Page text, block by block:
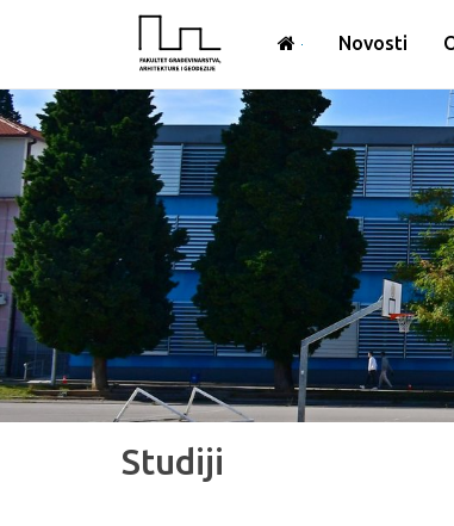
Novosti
Studiji